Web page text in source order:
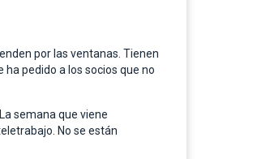
por las ventanas. Tienen
pedido a los socios que no
semana que viene
No se están